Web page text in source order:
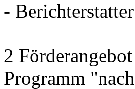
-
2
Programm